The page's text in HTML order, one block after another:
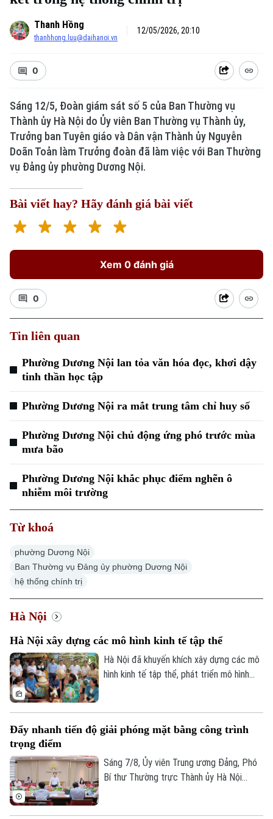
Xu hướng
Thanh Hồng
thanhhong.luu@daihanoi.vn
12/05/2026, 20:10
0
Sáng 12/5, Đoàn giám sát số 5 của Ban Thường vụ
Thành ủy Hà Nội do Ủy viên Ban Thường vụ Thành ủy,
Trưởng ban Tuyên giáo và Dân vận Thành ủy Nguyễn
Doãn Toản làm Trưởng đoàn đã làm việc với Ban Thường
vụ Đảng ủy phường Dương Nội.
Bài viết hay? Hãy đánh giá bài viết
Xem 0 đánh giá
0
Tin liên quan
Phường Dương Nội lan tỏa văn hóa đọc, khơi dậy
tinh thần học tập
Phường Dương Nội ra mắt trung tâm chỉ huy số
Phường Dương Nội chủ động ứng phó trước mùa
mưa bão
Phường Dương Nội khắc phục điểm nghẽn ô
nhiễm môi trường
Từ khoá
phường Dương Nội
Ban Thường vụ Đảng ủy phường Dương Nội
hệ thống chính trị
Hà Nội
Hà Nội xây dựng các mô hình kinh tế tập thể
Hà Nội đã khuyến khích xây dựng các mô
hình kinh tế tập thể, phát triển mô hình
hình thành các mô hình kinh tế tập thể,
nghiệp để đầu tư xây dựng nông nghiệp
công nghệ cao và hình thành các chuỗi
Đẩy nhanh tiến độ giải phóng mặt bằng công trình
trọng điểm
Sáng 7/8, Ủy viên Trung ương Đảng, Phó
Bí thư Thường trực Thành ủy Hà Nội